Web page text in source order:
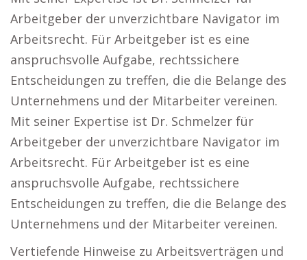
Arbeitgeber der unverzichtbare Navigator im
Arbeitsrecht. Für Arbeitgeber ist es eine
anspruchsvolle Aufgabe, rechtssichere
Entscheidungen zu treffen, die die Belange des
Unternehmens und der Mitarbeiter vereinen.
Mit seiner Expertise ist Dr. Schmelzer für
Arbeitgeber der unverzichtbare Navigator im
Arbeitsrecht. Für Arbeitgeber ist es eine
anspruchsvolle Aufgabe, rechtssichere
Entscheidungen zu treffen, die die Belange des
Unternehmens und der Mitarbeiter vereinen.
Vertiefende Hinweise zu Arbeitsverträgen und